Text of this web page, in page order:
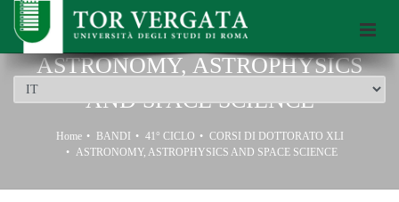
Scuola di Dottorato dell’Università di Roma Tor Vergata
ASTRONOMY, ASTROPHYSICS
AND SPACE SCIENCE
Home BANDI 41° CICLO
CORSI DI DOTTORATO XLI
ASTRONOMY, ASTROPHYSICS AND SPACE SCIENCE